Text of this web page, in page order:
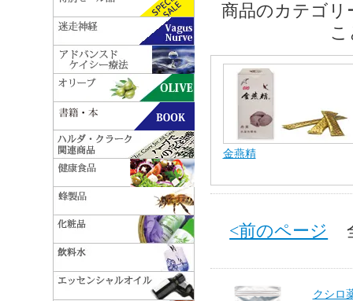
商品のカテゴリ
こ
金燕精
<前のページ
クシロ